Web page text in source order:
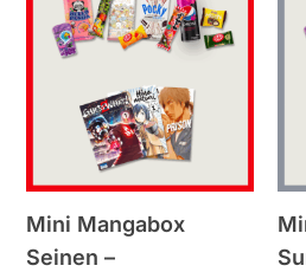
Mini Mangabox
Seinen –